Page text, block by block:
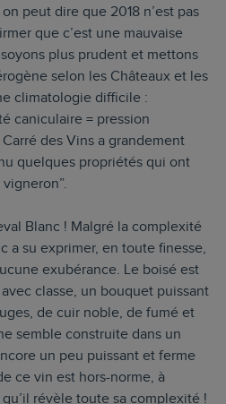
peut dire que 2018 n’est pas
que c’est une mauvaise
plus prudent et mettons
selon les Châteaux et les
climatologie difficile :
caniculaire = pression
des Vins a grandement
quelques propriétés qui ont
Blanc ! Malgré la complexité
a su exprimer, en toute finesse,
exubérance. Le boisé est
classe, un bouquet puissant
de cuir noble, de fumé et
semble construite dans un
un peu puissant et ferme
ce vin est hors-norme, à
révèle toute sa complexité !